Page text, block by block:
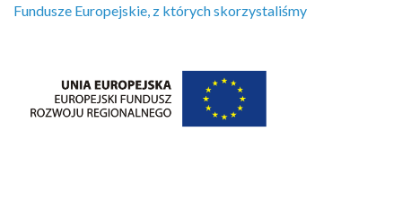
Fundusze Europejskie, z których skorzystaliśmy